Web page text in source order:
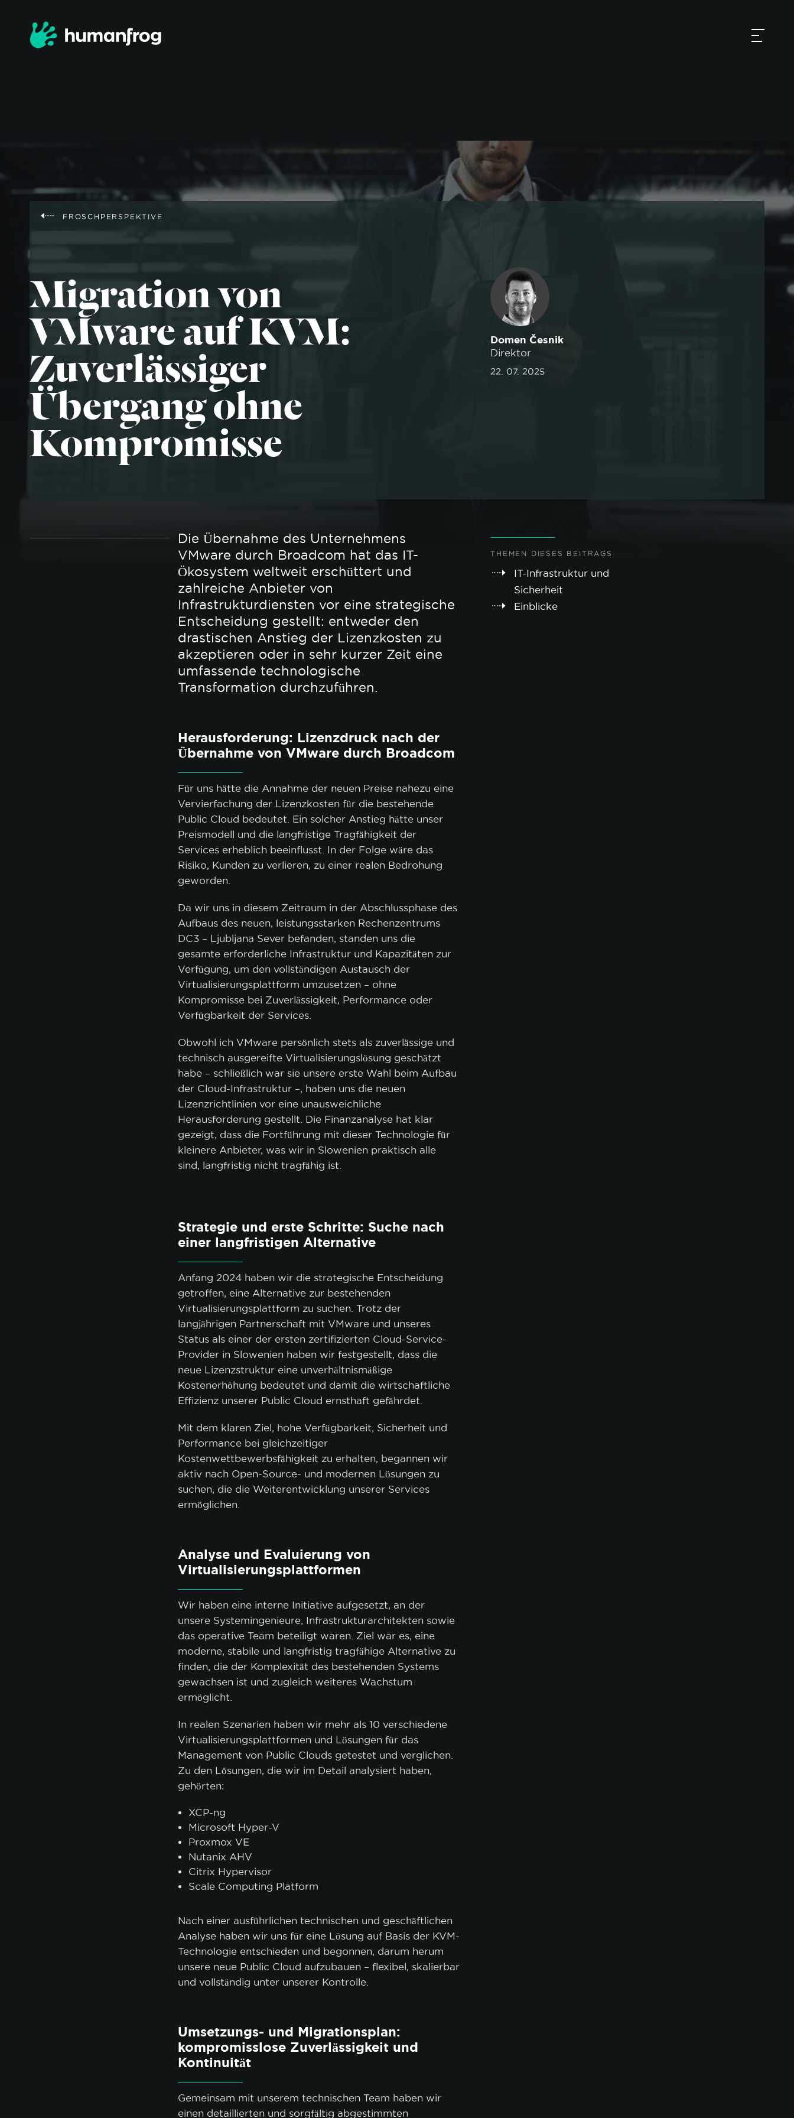
FROSCHPERSPEKTIVE
Migration von
VMware auf KVM:
Zuverlässiger
Übergang ohne
Kompromisse
Domen Česnik
Direktor
22. 07. 2025
Die Übernahme des Unternehmens
VMware durch Broadcom hat das IT-
Ökosystem weltweit erschüttert und
zahlreiche Anbieter von
Infrastrukturdiensten vor eine strategische
Entscheidung gestellt: entweder den
drastischen Anstieg der Lizenzkosten zu
akzeptieren oder in sehr kurzer Zeit eine
umfassende technologische
Transformation durchzuführen.
THEMEN DIESES BEITRAGS
IT-Infrastruktur und
Sicherheit
Einblicke
Herausforderung: Lizenzdruck nach der
Übernahme von VMware durch Broadcom
Für uns hätte die Annahme der neuen Preise nahezu eine
Vervierfachung der Lizenzkosten für die bestehende
Public Cloud bedeutet. Ein solcher Anstieg hätte unser
Preismodell und die langfristige Tragfähigkeit der
Services erheblich beeinflusst. In der Folge wäre das
Risiko, Kunden zu verlieren, zu einer realen Bedrohung
geworden.
Da wir uns in diesem Zeitraum in der Abschlussphase des
Aufbaus des neuen, leistungsstarken Rechenzentrums
DC3 – Ljubljana Sever befanden, standen uns die
gesamte erforderliche Infrastruktur und Kapazitäten zur
Verfügung, um den vollständigen Austausch der
Virtualisierungsplattform umzusetzen – ohne
Kompromisse bei Zuverlässigkeit, Performance oder
Verfügbarkeit der Services.
Obwohl ich VMware persönlich stets als zuverlässige und
technisch ausgereifte Virtualisierungslösung geschätzt
habe – schließlich war sie unsere erste Wahl beim Aufbau
der Cloud-Infrastruktur –, haben uns die neuen
Lizenzrichtlinien vor eine unausweichliche
Herausforderung gestellt. Die Finanzanalyse hat klar
gezeigt, dass die Fortführung mit dieser Technologie für
kleinere Anbieter, was wir in Slowenien praktisch alle
sind, langfristig nicht tragfähig ist.
Strategie und erste Schritte: Suche nach
einer langfristigen Alternative
Anfang 2024 haben wir die strategische Entscheidung
getroffen, eine Alternative zur bestehenden
Virtualisierungsplattform zu suchen. Trotz der
langjährigen Partnerschaft mit VMware und unseres
Status als einer der ersten zertifizierten Cloud-Service-
Provider in Slowenien haben wir festgestellt, dass die
neue Lizenzstruktur eine unverhältnismäßige
Kostenerhöhung bedeutet und damit die wirtschaftliche
Effizienz unserer Public Cloud ernsthaft gefährdet.
Mit dem klaren Ziel, hohe Verfügbarkeit, Sicherheit und
Performance bei gleichzeitiger
Kostenwettbewerbsfähigkeit zu erhalten, begannen wir
aktiv nach Open-Source- und modernen Lösungen zu
suchen, die die Weiterentwicklung unserer Services
ermöglichen.
Analyse und Evaluierung von
Virtualisierungsplattformen
Wir haben eine interne Initiative aufgesetzt, an der
unsere Systemingenieure, Infrastrukturarchitekten sowie
das operative Team beteiligt waren. Ziel war es, eine
moderne, stabile und langfristig tragfähige Alternative zu
finden, die der Komplexität des bestehenden Systems
gewachsen ist und zugleich weiteres Wachstum
ermöglicht.
In realen Szenarien haben wir mehr als 10 verschiedene
Virtualisierungsplattformen und Lösungen für das
Management von Public Clouds getestet und verglichen.
Zu den Lösungen, die wir im Detail analysiert haben,
gehörten:
XCP-ng
Microsoft Hyper-V
Proxmox VE
Nutanix AHV
Citrix Hypervisor
Scale Computing Platform
Nach einer ausführlichen technischen und geschäftlichen
Analyse haben wir uns für eine Lösung auf Basis der KVM-
Technologie entschieden und begonnen, darum herum
unsere neue Public Cloud aufzubauen – flexibel, skalierbar
und vollständig unter unserer Kontrolle.
Umsetzungs- und Migrationsplan:
kompromisslose Zuverlässigkeit und
Kontinuität
Gemeinsam mit unserem technischen Team haben wir
einen detaillierten und sorgfältig abgestimmten
Cookie-Richtlinie.
ALLE AKZEPTIEREN NUR NOTWENDIGE AKZEPTIEREN